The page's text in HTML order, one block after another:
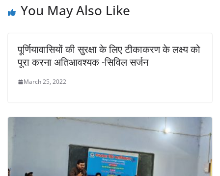
p o k
You May Also Like
पूर्णियावासियों की सुरक्षा के लिए टीकाकरण के लक्ष्य को
पूरा करना अतिआवश्यक -सिविल सर्जन
March 25, 2022